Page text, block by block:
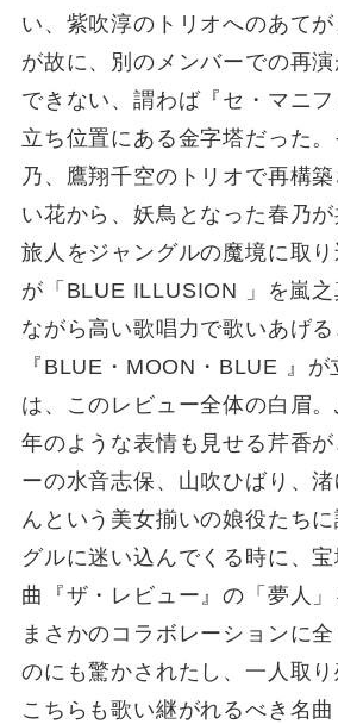
い、紫吹淳のトリオへのあて
が故に、別のメンバーでの再
できない、謂わば『セ・マニ
立ち位置にある金字塔だった
乃、鷹翔千空のトリオで再構
い花から、妖鳥となった春乃
旅人をジャングルの魔境に取
が「BLUE ILLUSION 」を嵐
ながら高い歌唱力で歌いあげ
『BLUE・MOON・BLUE 』
は、このレビュー全体の白眉
年のような表情も見せる芹香が
ーの水音志保、山吹ひばり、
んという美女揃いの娘役たち
グルに迷い込んでくる時に、
曲『ザ・レビュー』の「夢人」
まさかのコラボレーションに
のにも驚かされたし、一人取
こちらも歌い継がれるべき名